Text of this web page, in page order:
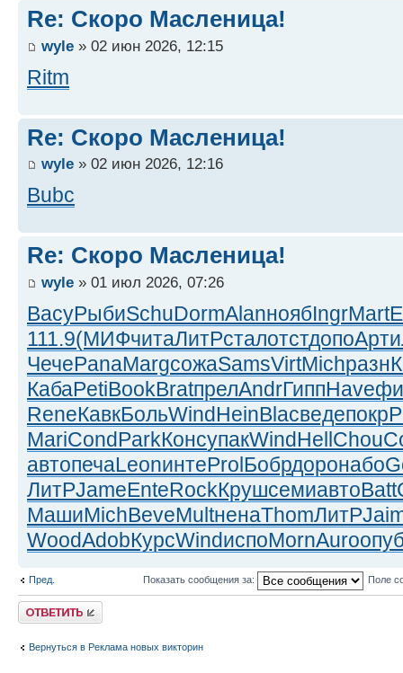
Re: Скоро Масленица!
wyle » 02 июн 2026, 12:15
Ritm
Re: Скоро Масленица!
wyle » 02 июн 2026, 12:16
Bubc
Re: Скоро Масленица!
wyle » 01 июл 2026, 07:26
ВасуРыбиSchuDormAlanноябIngrMart
111.9(МИФчитаЛитРсталотстдопоАрти
ЧечеPanaMargсожаSamsVirtMichразн
КабаPetiBookBratпрелAndrГиппHave
ReneКавкБольWindHeinBlacведепокр
MariCondParkКонсупакWindHellChou
автопечаLeonинтеProlБобрдоронабо
ЛитРJameEnteRockКрушсемиавтоBatt
МашиMichBeveMultненаThomЛитР
WoodAdobКурсWindиспоMornAuro
Пред. Показать сообщения за: Поле
Ответить
Вернуться в Реклама новых викторин